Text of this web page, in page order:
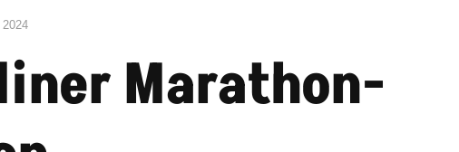
Marathon-